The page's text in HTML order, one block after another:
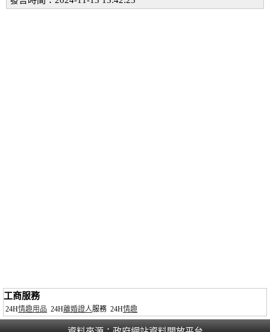
工商服務
24H情趣用品 24H離婚證人服務 24H情趣